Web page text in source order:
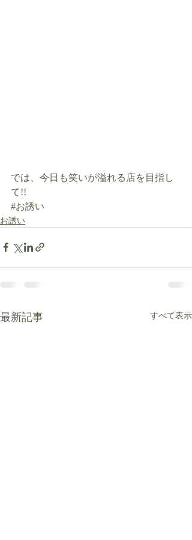
では、今日も笑いが溢れる店を目指し
て!!
#お誘い
お誘い
最新記事 すべて表示